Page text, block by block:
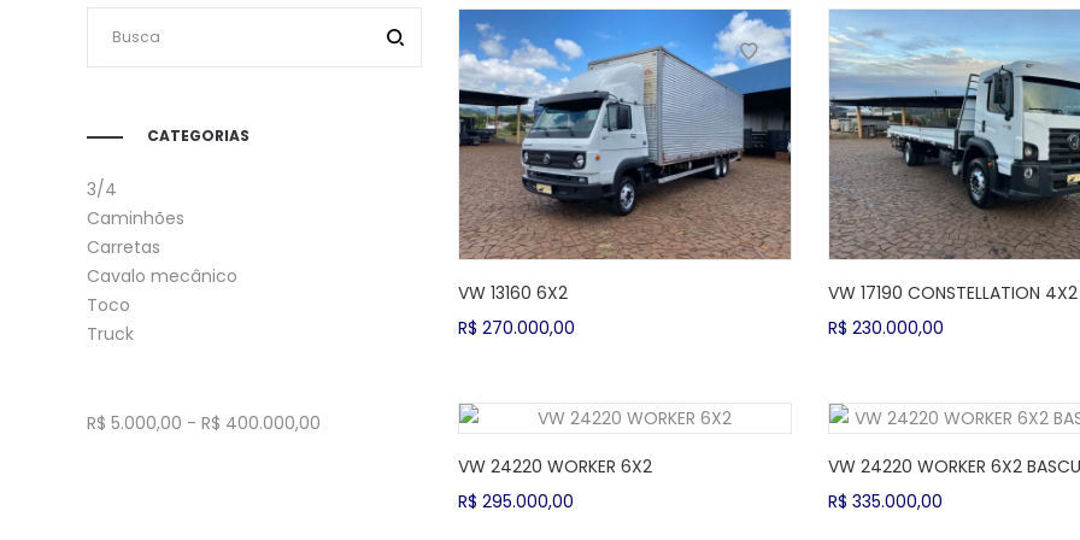
VW 13160 6X2
R$ 270.000,00
VW 17190 CONSTELLATION 4X2
R$ 230.000,00
VW 24220 WORKER 6X2
R$ 295.000,00
VW 24220 WORKER 6X2
R$ 335.000,00
CATEGORIAS
3/4
Caminhões
Carretas
Cavalo mecânico
Toco
Truck
R$ 5.000,00 - R$ 400.000,00